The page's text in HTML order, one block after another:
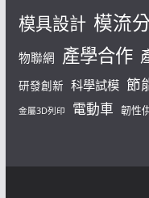
模具設計 模流
物聯網 產學合作
研發創新 科學試模 節
金屬3D列印 電動車 韌性